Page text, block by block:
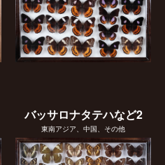
バッサロナタテハなど2
東南アジア、中国、その他